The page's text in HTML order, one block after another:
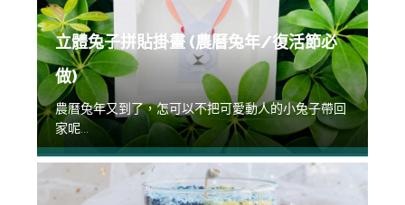
立體兔子拼貼掛畫 (農曆兔年/復活節必
做)
農曆兔年又到了，怎可以不把可愛動人的小兔子帶回
家呢...